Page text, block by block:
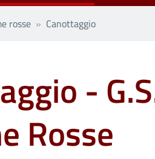
rosse Canottaggio
-
Rosse